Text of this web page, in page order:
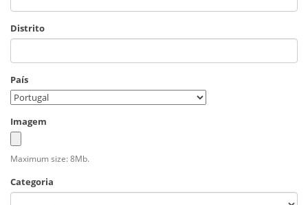
Distrito
País
Imagem
Maximum size: 8Mb.
Categoria